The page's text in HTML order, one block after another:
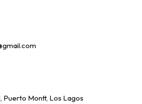
Puerto Montt, Los Lagos